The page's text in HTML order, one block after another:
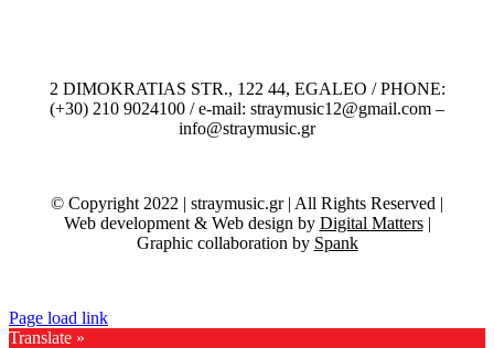
2 DIMOKRATIAS STR., 122 44, EGALEO / PHONE:
(+30) 210 9024100 / e-mail: straymusic12@gmail.com –
info@straymusic.gr
© Copyright 2022 | straymusic.gr | All Rights Reserved |
Web development & Web design by Digital Matters|
Graphic collaboration by Spank
Page load link
Translate »